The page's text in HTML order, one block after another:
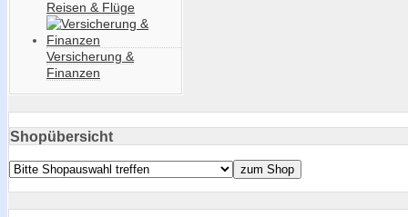
Reisen & Flüge
Versicherung &
Finanzen
Shopübersicht